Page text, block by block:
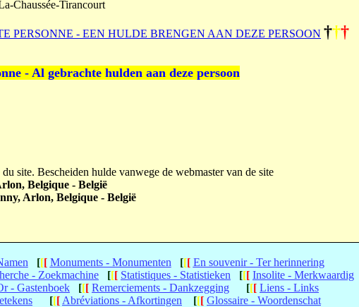
Chaussée-Tirancourt
PERSONNE - EEN HULDE BRENGEN AAN DEZE PERSOON †††
- Al gebrachte hulden aan deze persoon
site. Bescheiden hulde vanwege de webmaster van de site
Belgique - België
Arlon, Belgique - België
[[[ Monuments - Monumenten [[[ En souvenir - Ter herinnering
- Zoekmachine [[[ Statistiques - Statistieken [[[ Insolite - Merkwaardig
- Gastenboek [[[ Remerciements - Dankzegging [[[ Liens - Links
[[[ Abréviations - Afkortingen [[[ Glossaire - Woordenschat